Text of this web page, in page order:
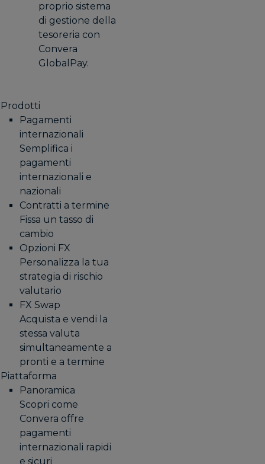
proprio sistema
di gestione della
tesoreria con
Convera
GlobalPay.
Prodotti
Pagamenti
internazionali
Semplifica i
pagamenti
internazionali e
nazionali
Contratti a termine
Fissa un tasso di
cambio
Opzioni FX
Personalizza la tua
strategia di rischio
valutario
FX Swap
Acquista e vendi la
stessa valuta
simultaneamente a
pronti e a termine
Piattaforma
Panoramica
Scopri come
Convera offre
pagamenti
internazionali rapidi
e sicuri